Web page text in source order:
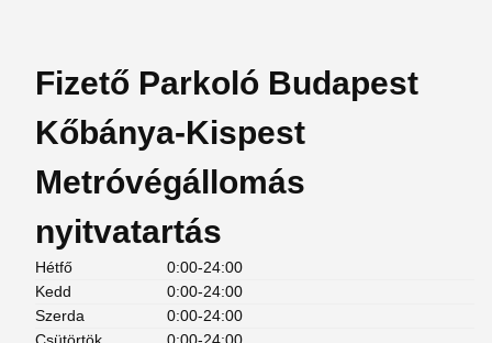
Fizető Parkoló Budapest
Kőbánya-Kispest
Metróvégállomás
nyitvatartás
Hétfő
0:00-24:00
Kedd
0:00-24:00
Szerda
0:00-24:00